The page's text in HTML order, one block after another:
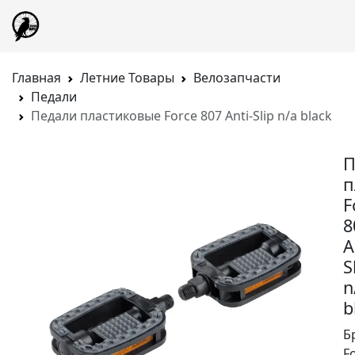
Главная Летние Товары
Велозапчасти
Педали
Педали пластиковые Force 807 Anti-Slip n/a black